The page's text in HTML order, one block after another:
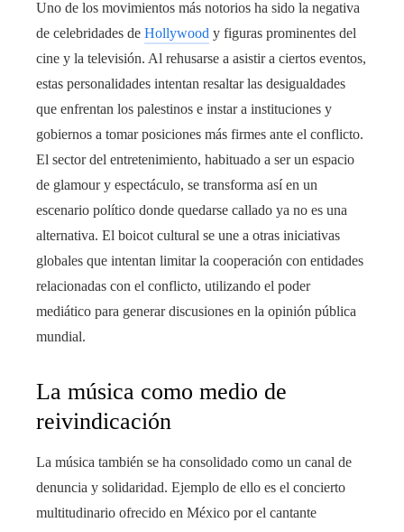
Uno de los movimientos más notorios ha sido la negativa
de celebridades de Hollywood y figuras prominentes del
cine y la televisión. Al rehusarse a asistir a ciertos eventos,
estas personalidades intentan resaltar las desigualdades
que enfrentan los palestinos e instar a instituciones y
gobiernos a tomar posiciones más firmes ante el conflicto.
El sector del entretenimiento, habituado a ser un espacio
de glamour y espectáculo, se transforma así en un
escenario político donde quedarse callado ya no es una
alternativa. El boicot cultural se une a otras iniciativas
globales que intentan limitar la cooperación con entidades
relacionadas con el conflicto, utilizando el poder
mediático para generar discusiones en la opinión pública
mundial.
La música como medio de
reivindicación
La música también se ha consolidado como un canal de
denuncia y solidaridad. Ejemplo de ello es el concierto
multitudinario ofrecido en México por el cantante